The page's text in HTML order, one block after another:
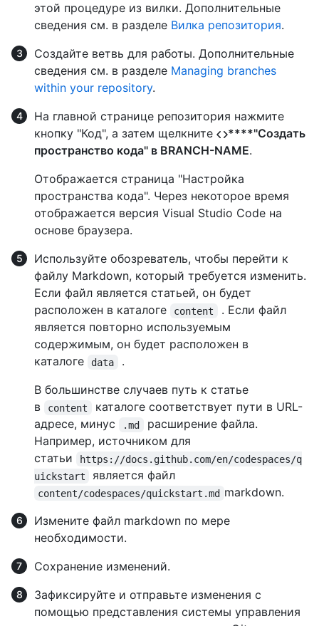
этой процедуре из вилки. Дополнительные
сведения см. в разделе Вилка репозитория.
Создайте ветвь для работы. Дополнительные
сведения см. в разделе Managing branches
within your repository.
На главной странице репозитория нажмите
кнопку "Код", а затем щелкните
****"Создать
пространство кода" в BRANCH-NAME.
Отображается страница "Настройка
пространства кода". Через некоторое время
отображается версия Visual Studio Code на
основе браузера.
Используйте обозреватель, чтобы перейти к
файлу Markdown, который требуется изменить.
Если файл является статьей, он будет
расположен в каталоге
content
. Если файл
является повторно используемым
содержимым, он будет расположен в
каталоге
data
.
В большинстве случаев путь к статье
в
content
каталоге соответствует пути в URL-
адресе, минус
.md
расширение файла.
Например, источником для
статьи
https://docs.github.com/en/codespaces/q
uickstart
является файл
content/codespaces/quickstart.md markdown.
Измените файл markdown по мере
необходимости.
Сохранение изменений.
Зафиксируйте и отправьте изменения с
помощью представления системы управления